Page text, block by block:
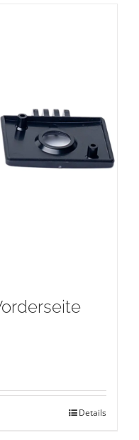
Details